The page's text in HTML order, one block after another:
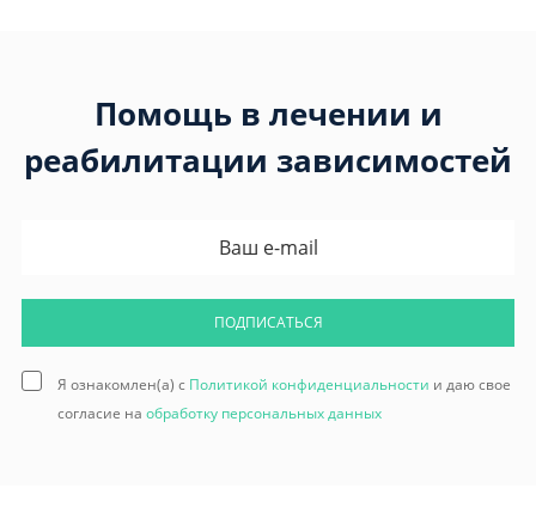
Помощь в лечении и
реабилитации зависимостей
ПОДПИСАТЬСЯ
Я ознакомлен(а) с Политикой конфиденциальности и даю свое
согласие на обработку персональных данных